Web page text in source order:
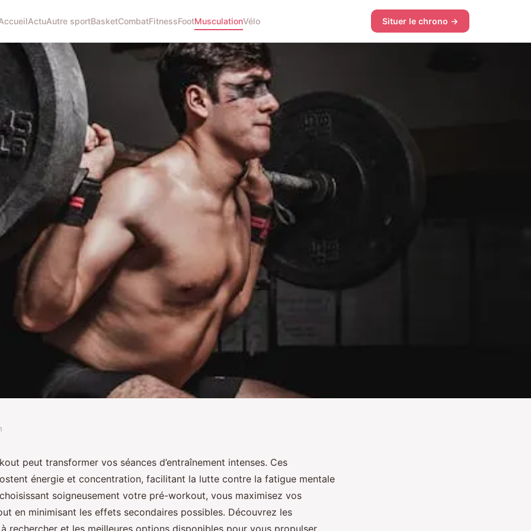
ActuAutre sportBasketCombatFitnessFootMusculationVélo Situer le chrono →
workout pour vos
peut transformer vos séances d’entraînement intenses. Ces
énergie et concentration, facilitant la lutte contre la fatigue mentale
soigneusement votre pré-workout, vous maximisez vos
en minimisant les effets secondaires possibles. Découvrez les
rechercher et les meilleures options disponibles pour vous propulser